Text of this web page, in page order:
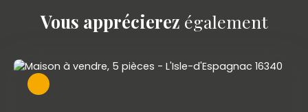
Vous apprécierez également